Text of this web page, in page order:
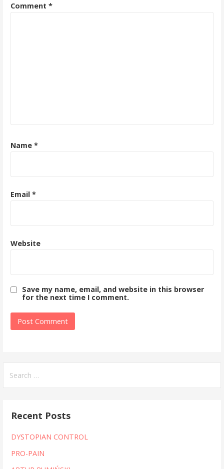
Comment *
Name *
Email *
Website
Save my name, email, and website in this browser
for the next time I comment.
for:
Recent Posts
DYSTOPIAN CONTROL
PRO-PAIN